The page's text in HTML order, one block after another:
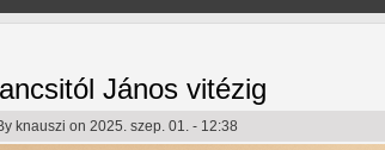
János vitézig
knauszi on 2025. szep. 01. - 12:38